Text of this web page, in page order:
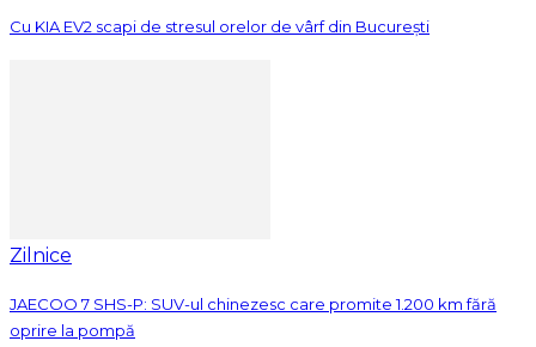
Cu KIA EV2 scapi de stresul orelor de vârf din București
Zilnice
JAECOO 7 SHS-P: SUV-ul chinezesc care promite 1.200 km fără
oprire la pompă